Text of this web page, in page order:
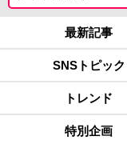
最新記事
SNSトピック
トレンド
特別企画